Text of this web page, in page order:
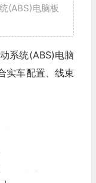
(ABS)电脑板
系统(ABS)电脑
实车配置、线束